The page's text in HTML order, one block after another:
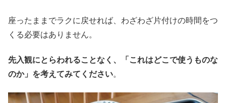
座ったままでラクに戻せれば、わざわざ片付けの時間をつ
くる必要はありません。
先入観にとらわれることなく、「これはどこで使うものな
のか」を考えてみてください。